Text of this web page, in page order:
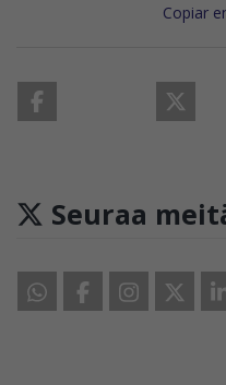
Copiar
Seuraa